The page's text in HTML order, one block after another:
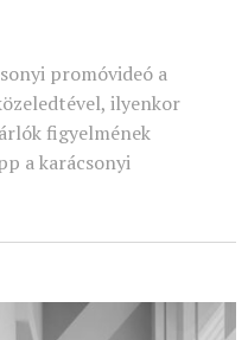
promóvideó a
ilyenkor
figyelmének
a karácsonyi